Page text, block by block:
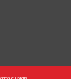
Callidus